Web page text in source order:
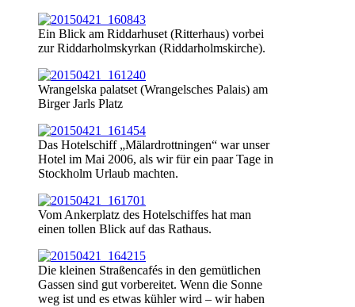
Ein Blick am Riddarhuset (Ritterhaus) vorbei
zur Riddarholmskyrkan (Riddarholmskirche).
Wrangelska palatset (Wrangelsches Palais) am
Birger Jarls Platz
Das Hotelschiff „Mälardrottningen“ war unser
Hotel im Mai 2006, als wir für ein paar Tage in
Stockholm Urlaub machten.
Vom Ankerplatz des Hotelschiffes hat man
einen tollen Blick auf das Rathaus.
Die kleinen Straßencafés in den gemütlichen
Gassen sind gut vorbereitet. Wenn die Sonne
weg ist und es etwas kühler wird – wir haben